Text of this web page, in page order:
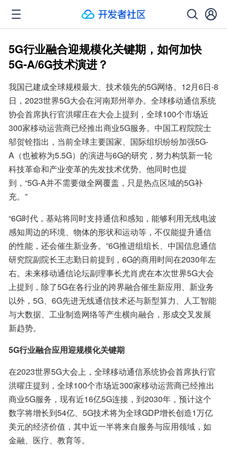
5G行业融合迎规模化关键期，如何加快
5G-A/6G技术演进？
我国已建成全球规模最大、技术领先的5G网络。12月6日-8
日，2023世界5G大会在河南郑州举办。全球移动通信系统
协会首席执行官洪曜庄在大会上提到，全球100个市场近
300家移动运营商已经推出商业5G服务。中国工程院院士
邬贺铨指出，当前全球主要国家、国际组织纷纷加强5G-
A（也被称为5.5G）的演进与6G的研究，努力构筑新一轮
科技革命和产业变革的先发技术优势。他同时也提
到，“5G-A并不需要做全网覆盖，只是热点区域的5G补
充。”
“6G时代，基站将同时支持通信和感知，能够利用无线电波
感知周边的环境、物体的形状和运动等，不仅能提升通信
的性能，还会催生新业务。”6G推进组组长、中国信息通信
研究院副院长王志勤日前提到，6G的商用时间在2030年左
右。未来移动通信论坛副理事长尤肖虎在本次世界5G大会
上提到，除了5G在各行业的跨界融合催生新应用、新业务
以外，5G、6G先进无线通信技术还与新型算力、人工智能
与大数据、工业制造网络等产生横向融合，形成交叉发展
新趋势。
5G行业融合应用迎规模化关键期
在2023世界5G大会上，全球移动通信系统协会首席执行官
洪曜庄提到，全球100个市场近300家移动运营商已经推出
商业5G服务，现有近16亿5G连接，到2030年，预计这个
数字将增长到54亿、5G技术将为全球GDP增长创造1万亿
美元的经济价值，其中近一半将来自服务与应用领域，如
金融、医疗、教育等。